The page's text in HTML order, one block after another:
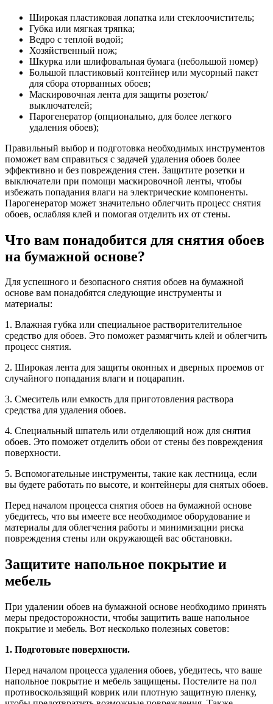
Широкая пластиковая лопатка или стеклоочиститель;
Губка или мягкая тряпка;
Ведро с теплой водой;
Хозяйственный нож;
Шкурка или шлифовальная бумага (небольшой номер)
Большой пластиковый контейнер или мусорный пакет
для сбора оторванных обоев;
Маскировочная лента для защиты розеток/
выключателей;
Парогенератор (опционально, для более легкого
удаления обоев);
Правильный выбор и подготовка необходимых инструментов
поможет вам справиться с задачей удаления обоев более
эффективно и без повреждения стен. Защитите розетки и
выключатели при помощи маскировочной ленты, чтобы
избежать попадания влаги на электрические компоненты.
Парогенератор может значительно облегчить процесс снятия
обоев, ослабляя клей и помогая отделить их от стены.
Что вам понадобится для снятия обоев
на бумажной основе?
Для успешного и безопасного снятия обоев на бумажной
основе вам понадобятся следующие инструменты и
материалы:
1. Влажная губка или специальное растворителительное
средство для обоев. Это поможет размягчить клей и облегчить
процесс снятия.
2. Широкая лента для защиты оконных и дверных проемов от
случайного попадания влаги и поцарапин.
3. Смеситель или емкость для приготовления раствора
средства для удаления обоев.
4. Специальный шпатель или отделяющий нож для снятия
обоев. Это поможет отделить обои от стены без повреждения
поверхности.
5. Вспомогательные инструменты, такие как лестница, если
вы будете работать по высоте, и контейнеры для снятых обоев.
Перед началом процесса снятия обоев на бумажной основе
убедитесь, что вы имеете все необходимое оборудование и
материалы для облегчения работы и минимизации риска
повреждения стены или окружающей вас обстановки.
Защитите напольное покрытие и
мебель
При удалении обоев на бумажной основе необходимо принять
меры предосторожности, чтобы защитить ваше напольное
покрытие и мебель. Вот несколько полезных советов:
1. Подготовьте поверхности.
Перед началом процесса удаления обоев, убедитесь, что ваше
напольное покрытие и мебель защищены. Постелите на пол
противоскользящий коврик или плотную защитную пленку,